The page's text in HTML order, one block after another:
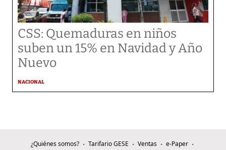
CSS: Quemaduras en niños
suben un 15% en Navidad y Año
Nuevo
NACIONAL
¿Quiénes somos? Tarifario GESE Ventas
e-Paper